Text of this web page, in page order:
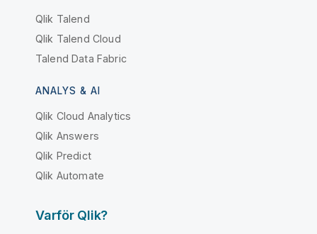
Qlik Talend
Qlik Talend Cloud
Talend Data Fabric
ANALYS & AI
Qlik Cloud Analytics
Qlik Answers
Qlik Predict
Qlik Automate
Varför Qlik?